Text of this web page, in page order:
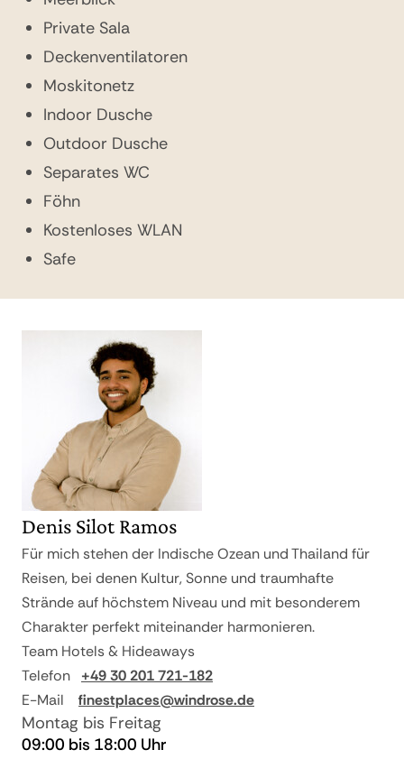
Private Sala
Deckenventilatoren
Moskitonetz
Indoor Dusche
Outdoor Dusche
Separates WC
Föhn
Kostenloses WLAN
Safe
Private Sala
Deckenventilatoren
Moskitonetz
Indoor Dusche
Outdoor Dusche
Separates WC
Föhn
Kostenloses WLAN
Safe
Denis Silot Ramos
Für mich stehen der Indische Ozean und Thailand für
Reisen, bei denen Kultur, Sonne und traumhafte
Strände auf höchstem Niveau und mit besonderem
Charakter perfekt miteinander harmonieren.
Team Hotels & Hideaways
Telefon
+49 30 201 721-182
E-Mail
finestplaces@windrose.de
Montag bis Freitag
09:00 bis 18:00 Uhr